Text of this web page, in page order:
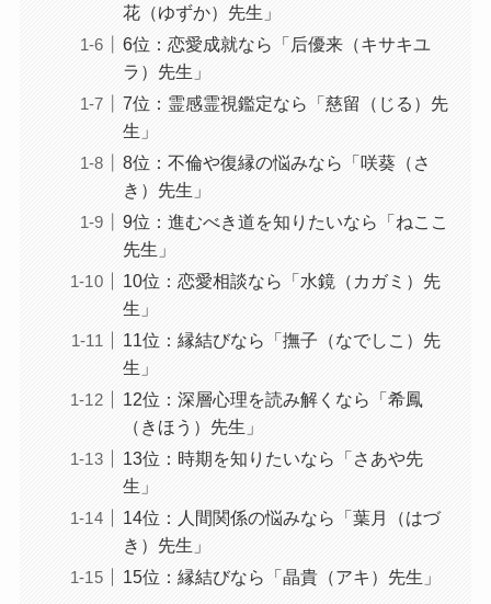
花（ゆずか）先生」
6位：恋愛成就なら「后優来（キサキユ
ラ）先生」
7位：霊感霊視鑑定なら「慈留（じる）先
生」
8位：不倫や復縁の悩みなら「咲葵（さ
き）先生」
9位：進むべき道を知りたいなら「ねここ
先生」
10位：恋愛相談なら「水鏡（カガミ）先
生」
11位：縁結びなら「撫子（なでしこ）先
生」
12位：深層心理を読み解くなら「希鳳
（きほう）先生」
13位：時期を知りたいなら「さあや先
生」
14位：人間関係の悩みなら「葉月（はづ
き）先生」
15位：縁結びなら「晶貴（アキ）先生」